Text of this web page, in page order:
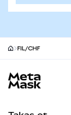
FIL/CHF